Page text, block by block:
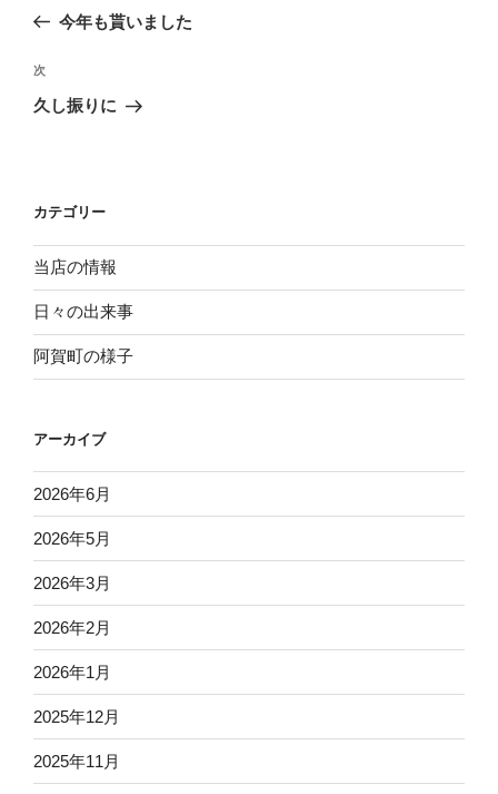
ビ
ゲ
ン
去
投
稿
今年も貰いました
次
の
次
久し振りに
カテゴリー
当店の情報
日々の出来事
阿賀町の様子
アーカイブ
2026年6月
2026年5月
2026年3月
2026年2月
2026年1月
2025年12月
2025年11月